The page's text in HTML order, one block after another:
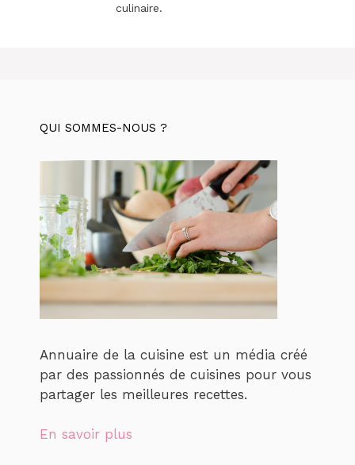
culinaire.
QUI SOMMES-NOUS ?
Annuaire de la cuisine est un média créé
par des passionnés de cuisines pour vous
partager les meilleures recettes.
En savoir plus